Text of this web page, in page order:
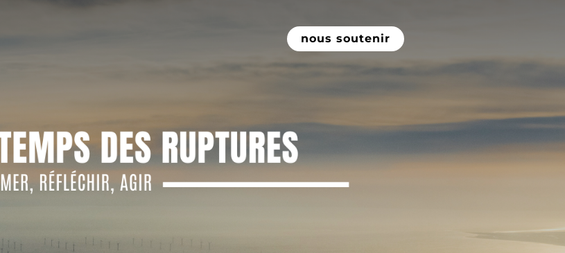
nous soutenir
QUE L’ART FAIT À LA DÉMOCRATIE
2024 HUGO GUIRAUDOU
la disparition des diverses avant-gardes artistiques qui